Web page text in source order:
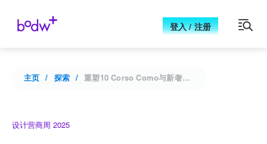
登入 / 注册
主页 探索 重塑10 Corso Como与新奢华 | 设计营商周 2025
设计营商周 2025